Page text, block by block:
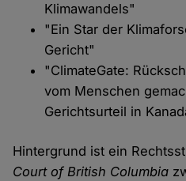
Klimawandels"
"Ein Star der
Gericht"
"ClimateGate:
vom Menschen
Gerichtsurteil in
Hintergrund ist ein
Court of British Columbia